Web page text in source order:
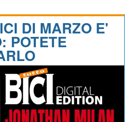
DI MARZO E'
POTETE